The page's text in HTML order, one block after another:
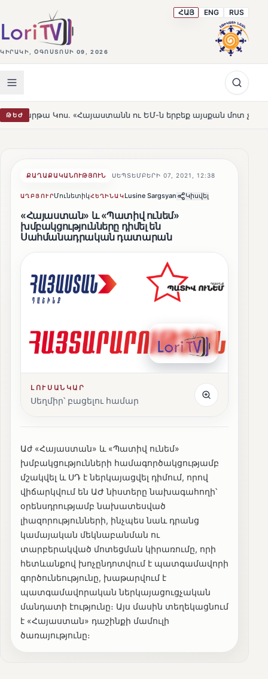
ԿԻՐԱԿԻ, ՕԳՈՍՏՈՍԻ 09, 2026
ՀԱՅ ENG RUS
ԹԵԺ
«Հայաստանն ու ԵՄ-ն երբեք այսքան մոտ չեն եղել» HOT
ՔԱՂԱՔԱԿԱՆՈՒԹՅՈՒՆ ՍԵՊՏԵՄԲԵՐԻ 07, 2021, 12:38
ԱՂԲՅՈՒՐՄունետիկՀԵՂԻՆԱԿLusine Sargsyan Կիսվել
«Հայաստան» և «Պատիվ ունեմ»
խմբակցությունները դիմել են
Սահմանադրական դատարան
ԼՈՒՍԱՆԿԱՐ
Սեղմիր՝ բացելու համար
Աժ «Հայաստան» և «Պատիվ ունեմ»
խմբակցությունների համագործակցությամբ
մշակվել և ՍԴ է ներկայացվել դիմում, որով
վիճարկվում են ԱԺ նիստերը նախագահողի՝
օրենսդրությամբ նախատեսված
լիազորությունների, ինչպես նաև դրանց
կամայական մեկնաբանման ու
տարբերակված մոտեցման կիրառումը, որի
հետևանքով խոչընդոտվում է պատգամավորի
գործունեությունը, խաթարվում է
պատգամավորական ներկայացուցչական
մանդատի էությունը։ Այս մասին տեղեկացնում
է «Հայաստան» դաշինքի մամուլի
ծառայությունը։